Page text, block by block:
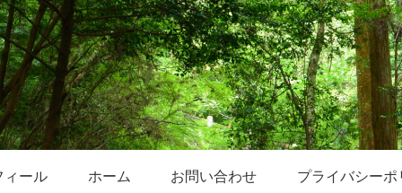
ィール ホーム お問い合わせ プライバシーポ